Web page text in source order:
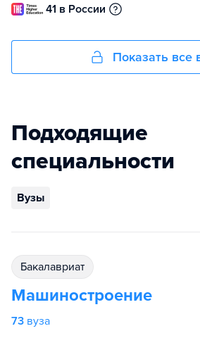
41 в России
Показать все
Подходящие
специальности
Вузы
бакалавриат
Машиностроение
73 вуза